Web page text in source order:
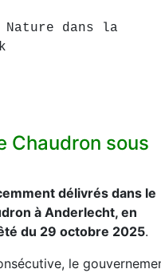
Nature dans la
sous
délivrés dans le
à Anderlecht, en
du 29 octobre 2025.
le